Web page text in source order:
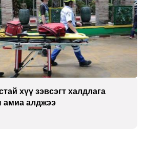
хүү зэвсэгт халдлага
амиа алджээ